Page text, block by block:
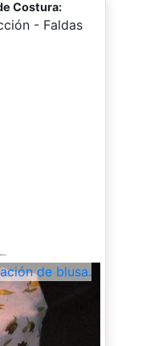
Costura:
- Faldas
de blusa.